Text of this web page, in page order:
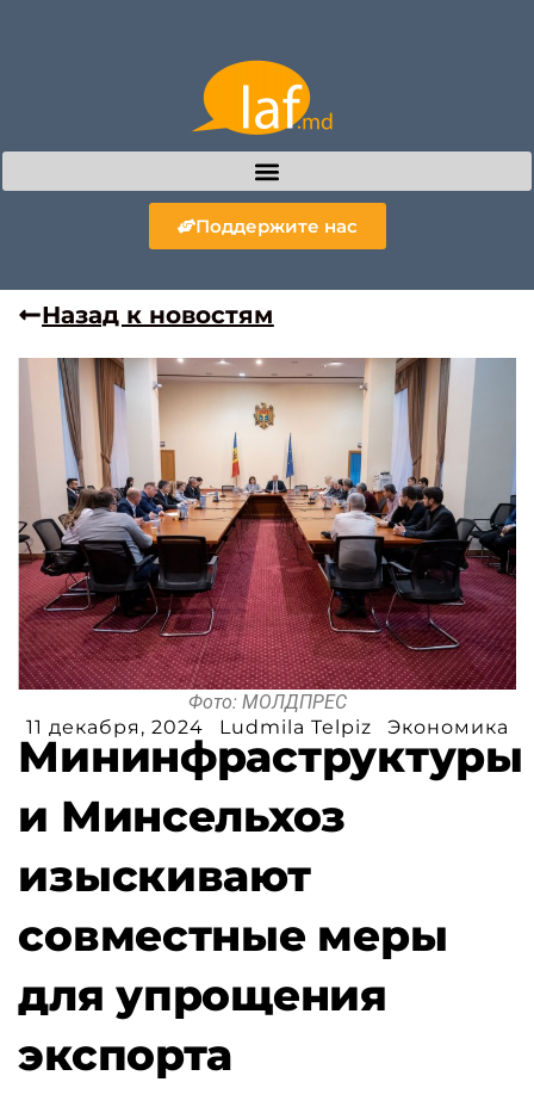
Поддержите нас
Назад к новостям
Фото: МОЛДПРЕС
11 декабря, 2024
Ludmila Telpiz Экономика
Мининфраструктуры
и Минсельхоз
изыскивают
совместные меры
для упрощения
экспорта